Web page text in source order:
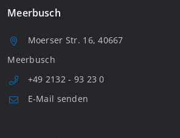
Meerbusch
Moerser Str. 16, 40667
Meerbusch
+49 2132 - 93 23 0
E-Mail senden